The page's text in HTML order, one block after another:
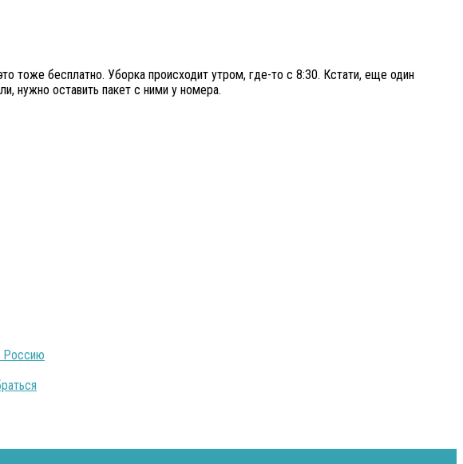
тоже бесплатно. Уборка происходит утром, где-то с 8:30. Кстати, еще один
нужно оставить пакет с ними у номера.
Россию